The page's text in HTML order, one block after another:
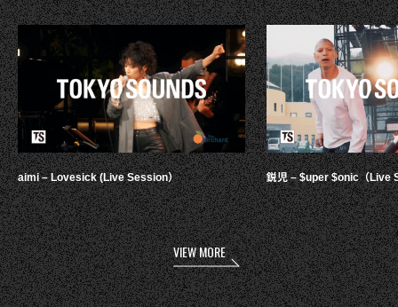
aimi – Lovesick (Live Session） 鋭児 – $uper $onic（Live
VIEW MORE